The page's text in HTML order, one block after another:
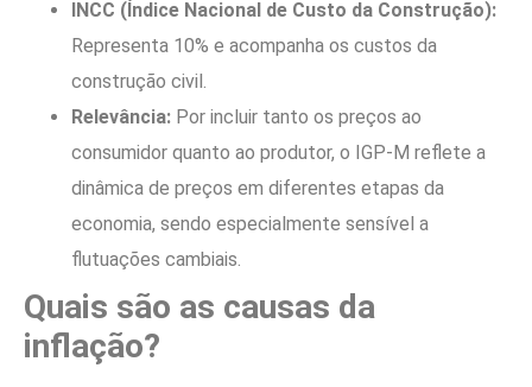
INCC (Índice Nacional de Custo da Construção):
Representa 10% e acompanha os custos da
construção civil.
Relevância: Por incluir tanto os preços ao
consumidor quanto ao produtor, o IGP-M reflete a
dinâmica de preços em diferentes etapas da
economia, sendo especialmente sensível a
flutuações cambiais.
Quais são as causas da
inflação?